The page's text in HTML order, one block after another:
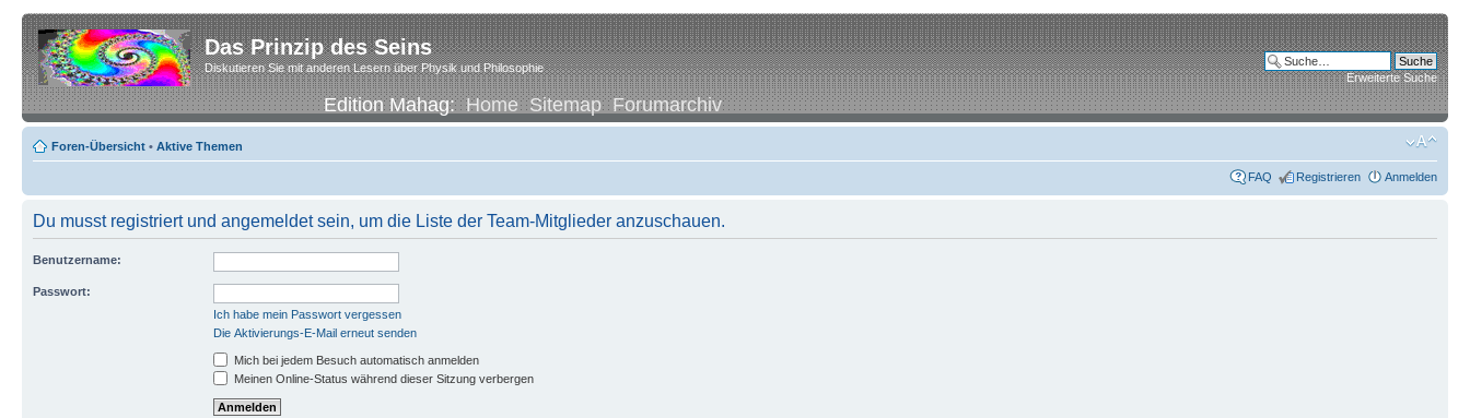
Das Prinzip des Seins
Diskutieren Sie mit anderen Lesern über Physik und Philosophie
Edition Mahag:Home Sitemap Forumarchiv
Erweiterte Suche
Foren-Übersicht • Aktive Themen
FAQ Registrieren Anmelden
Du musst registriert und angemeldet sein, um die Liste der Team-Mitglieder anzuschauen.
Benutzername:
Passwort:
Ich habe mein Passwort vergessen
Die Aktivierungs-E-Mail erneut senden
Mich bei jedem Besuch automatisch anmelden
Meinen Online-Status während dieser Sitzung verbergen